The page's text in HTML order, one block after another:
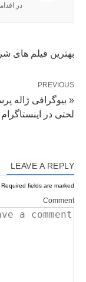
در
بهترین فیلم های
PREVIOUS
« بیوگرافی ژاله
لختی در اینستاگرام
LEAVE A REPLY
Required fields are marked
Comment